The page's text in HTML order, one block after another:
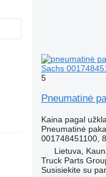
Sachs
5
Pneumatinė
Kaina pagal
Pneumatinė
001748451100,
Lietuva,
Truck Parts
Susisiekite su